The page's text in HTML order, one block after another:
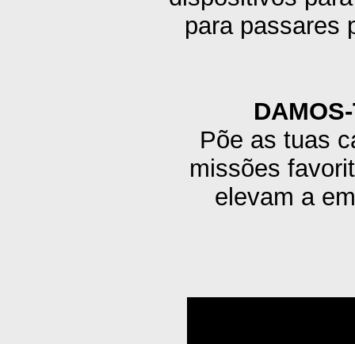
para passares
Põe as tuas
missões
elevam a